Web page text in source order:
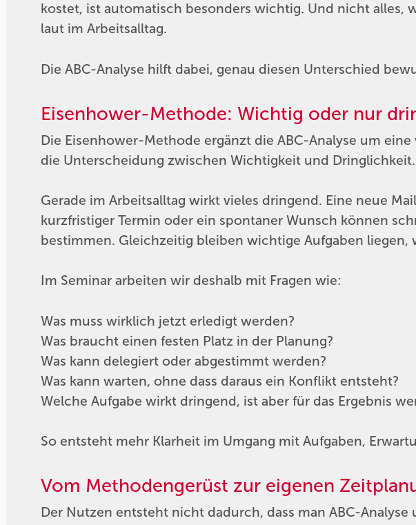
kostet, ist automatisch besonders wichtig. Und nicht alles,
laut im Arbeitsalltag.
Die ABC-Analyse hilft dabei, genau diesen Unterschied
Eisenhower-Methode: Wichtig oder nur
Die Eisenhower-Methode ergänzt die ABC-Analyse um
die Unterscheidung zwischen Wichtigkeit und Dringlichkeit.
Gerade im Arbeitsalltag wirkt vieles dringend. Eine neue
kurzfristiger Termin oder ein spontaner Wunsch können
bestimmen. Gleichzeitig bleiben wichtige Aufgaben liegen,
Im Seminar arbeiten wir deshalb mit Fragen wie:
Was muss wirklich jetzt erledigt werden?
Was braucht einen festen Platz in der Planung?
Was kann delegiert oder abgestimmt werden?
Was kann warten, ohne dass daraus ein Konflikt entsteht?
Welche Aufgabe wirkt dringend, ist aber für das Ergebnis
So entsteht mehr Klarheit im Umgang mit Aufgaben,
Vom Methodengerüst zur eigenen
Der Nutzen entsteht nicht dadurch, dass man ABC-